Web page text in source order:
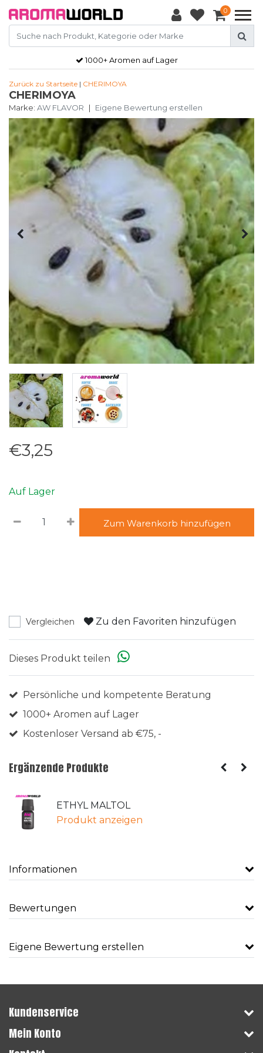
0
1000+ Aromen auf Lager
Zurück zu Startseite | CHERIMOYA
CHERIMOYA
Marke: AW FLAVOR | Eigene Bewertung erstellen
€3,25
Auf Lager
Zum Warenkorb hinzufügen
Vergleichen Zu den Favoriten hinzufügen
Dieses Produkt teilen
Persönliche und kompetente Beratung
1000+ Aromen auf Lager
Kostenloser Versand ab €75, -
Ergänzende Produkte
ETHYL MALTOL
Produkt anzeigen
Informationen
Bewertungen
Eigene Bewertung erstellen
Kundenservice
Mein Konto